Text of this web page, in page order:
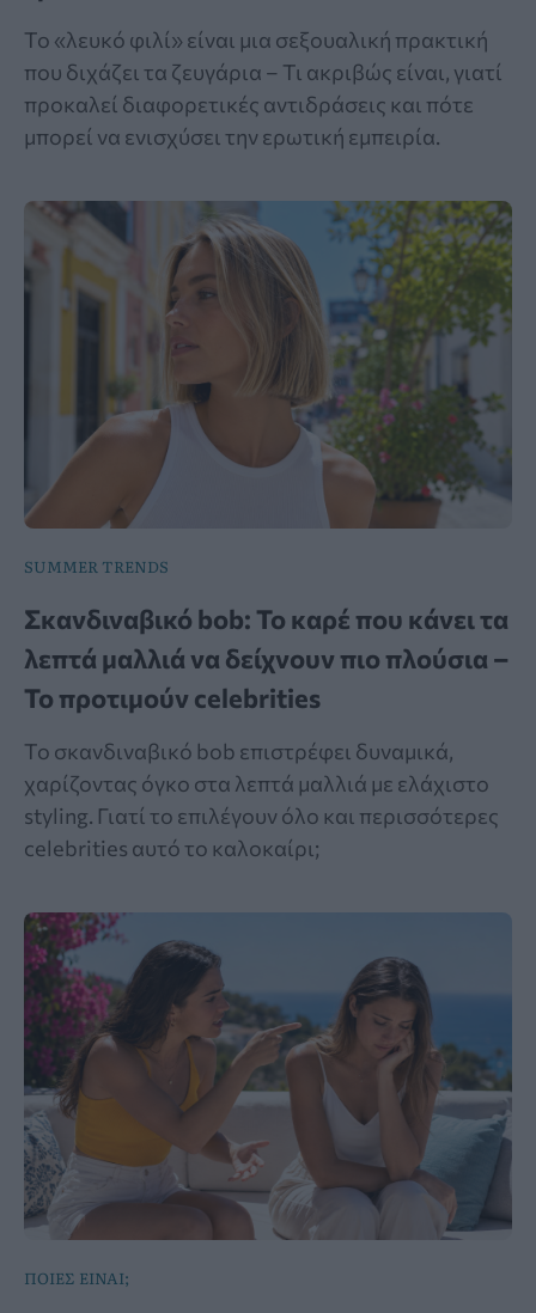
Το «λευκό φιλί» είναι μια σεξουαλική πρακτική
που διχάζει τα ζευγάρια – Τι ακριβώς είναι, γιατί
προκαλεί διαφορετικές αντιδράσεις και πότε
μπορεί να ενισχύσει την ερωτική εμπειρία.
SUMMER TRENDS
Σκανδιναβικό bob: Το καρέ που κάνει τα
λεπτά μαλλιά να δείχνουν πιο πλούσια –
Το προτιμούν celebrities
Το σκανδιναβικό bob επιστρέφει δυναμικά,
χαρίζοντας όγκο στα λεπτά μαλλιά με ελάχιστο
styling. Γιατί το επιλέγουν όλο και περισσότερες
celebrities αυτό το καλοκαίρι;
ΠΟΙΕΣ ΕΙΝΑΙ;